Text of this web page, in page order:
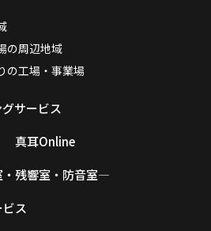
の周辺地域
の工場・事業場
サービス
真耳Online
残響室・防音室―
ス